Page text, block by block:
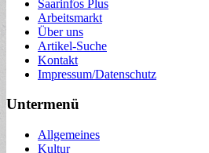
Saarinfos Plus
Arbeitsmarkt
Über uns
Artikel-Suche
Kontakt
Impressum/Datenschutz
Untermenü
Allgemeines
Kultur